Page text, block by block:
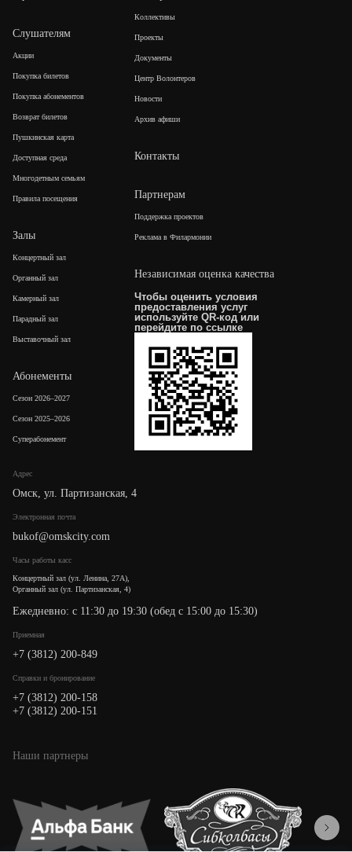
Адрес
Омск, ул. Партизанская, 4
Электронная почта
bukof@omskcity.com
Часы работы касс
Концертный зал (ул. Ленина, 27А),
Органный зал (ул. Партизанская, 4)
Ежедневно: с 11:30 до 19:30 (обед с 15:00 до 15:30)
Приемная
+7 (3812) 200-849
Cправки и бронирование
+7 (3812) 200-158
+7 (3812) 200-151
Слушателям
Акции
Покупка билетов
Покупка абонементов
Возврат билетов
Пушкинская карта
Доступная среда
Многодетным семьям
Правила посещения
Залы
Концертный зал
Органный зал
Камерный зал
Парадный зал
Выставочный зал
Абонементы
Сезон 2026–2027
Сезон 2025–2026
Суперабонемент
Коллективы
Проекты
Документы
Центр Волонтеров
Новости
Архив афиши
Контакты
Партнерам
Поддержка проектов
Реклама в Филармонии
Независимая оценка качества
Чтобы оценить условия
предоставления услуг
используйте QR-код или
перейдите по ссылке
Наши партнеры